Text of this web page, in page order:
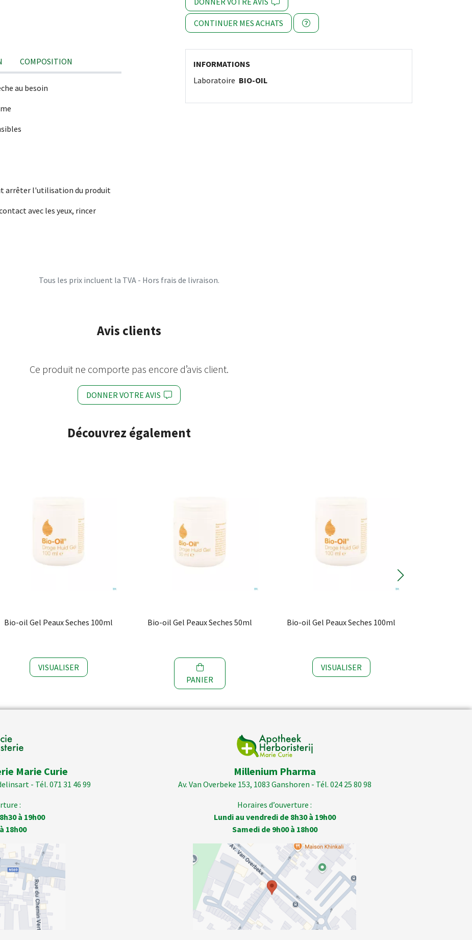
CONTINUER MES ACHATS
COMPOSITION
au besoin
arrêter l'utilisation du produit
avec les yeux, rincer
INFORMATIONS
Laboratoire BIO-OIL
Tous les prix incluent la TVA - Hors frais de livraison.
Avis clients
Ce produit ne comporte pas encore d’avis client.
DONNER VOTRE AVIS
Découvrez également
Bio-oil Gel Peaux Seches 100ml
VISUALISER
Bio-oil Gel Peaux Seches 50ml
PANIER
Bio-oil Gel Peaux Seches 100ml
VISUALISER
Marie Curie
- Tél. 071 31 46 99
:
à 19h00
18h00
Millenium Pharma
Av. Van Overbeke 153, 1083 Ganshoren - Tél. 024 25 80 98
Horaires d’ouverture :
Lundi au vendredi de 8h30 à 19h00
Samedi de 9h00 à 18h00